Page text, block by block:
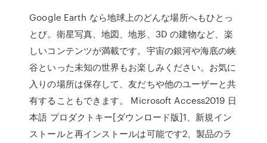
Google Earth なら地球上のどんな場所へもひとっ
とび。衛星写真、地図、地形、3D の建物など、楽
しいコンテンツが満載です。宇宙の銀河や海底の峡
谷といった未知の世界もお楽しみください。お気に
入りの場所は保存して、友だちや他のユーザーと共
有することもできます。 Microsoft Access2019 日
本語 プロダクトキー[ダウンロード版]1、新規イン
ストールと再インストールは可能です2、製品のラ